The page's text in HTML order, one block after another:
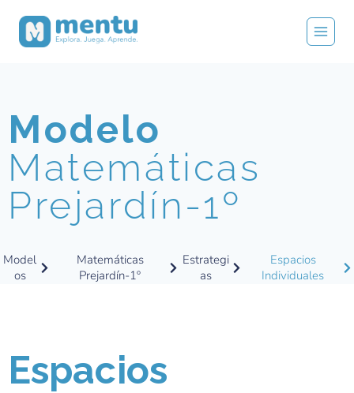
Modelo
Matemáticas
Prejardín-1º
Model
os
Matemáticas
Prejardín-1º
Estrategi
as
Espacios
Individuales
Espacios